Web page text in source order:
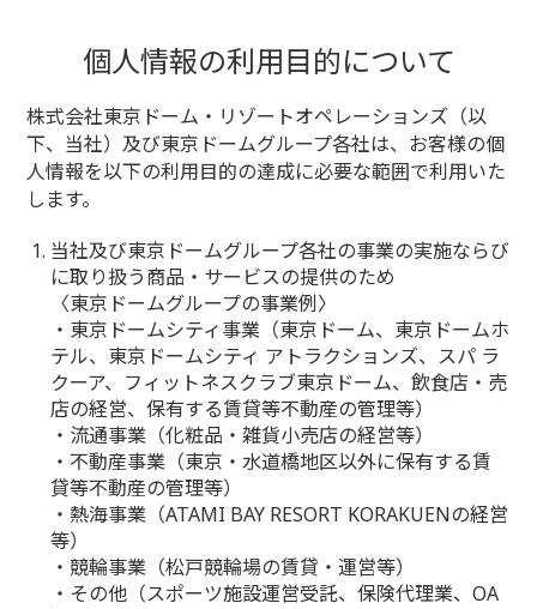
個人情報の利用目的について
株式会社東京ドーム・リゾートオペレーションズ（以
下、当社）及び東京ドームグループ各社は、お客様の個
人情報を以下の利用目的の達成に必要な範囲で利用いた
します。
当社及び東京ドームグループ各社の事業の実施ならび
に取り扱う商品・サービスの提供のため
〈東京ドームグループの事業例〉
・東京ドームシティ事業（東京ドーム、東京ドームホ
テル、東京ドームシティ アトラクションズ、スパ ラ
クーア、フィットネスクラブ東京ドーム、飲食店・売
店の経営、保有する賃貸等不動産の管理等）
・流通事業（化粧品・雑貨小売店の経営等）
・不動産事業（東京・水道橋地区以外に保有する賃
貸等不動産の管理等）
・熱海事業（ATAMI BAY RESORT KORAKUENの経営
等）
・競輪事業（松戸競輪場の賃貸・運営等）
・その他（スポーツ施設運営受託、保険代理業、OA